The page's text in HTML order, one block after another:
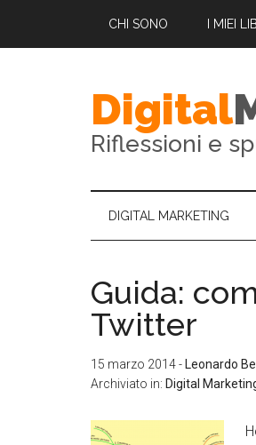
CHI SONO I MIEI
Digital
Riflessioni e
DIGITAL MARKETING
Guida:
Twitter
15 marzo 2014- Leonardo
Archiviato in: Digital